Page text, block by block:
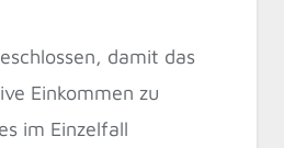
damit das
Einkommen zu
im Einzelfall